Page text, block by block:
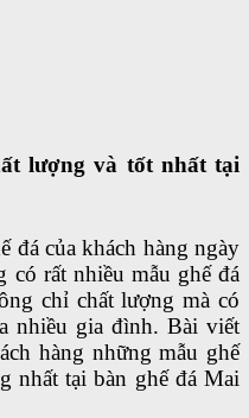
lượng và tốt nhất tại
đá của khách hàng ngày
có rất nhiều mẫu ghế đá
chỉ chất lượng mà có
nhiều gia đình. Bài viết
hàng những mẫu ghế
nhất tại bàn ghế đá Mai